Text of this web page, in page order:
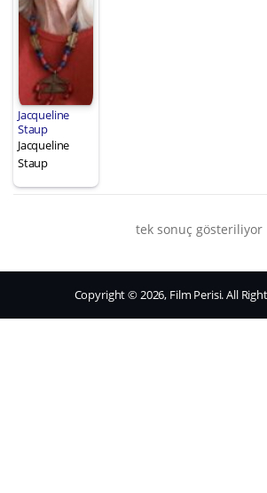
Jacqueline
Staup
Jacqueline
Staup
tek sonuç gösteriliyor
Copyright © 2026, Film Perisi. All